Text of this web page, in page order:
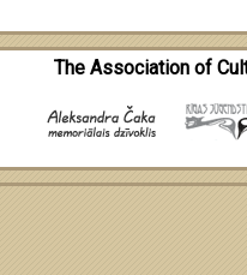
The Association of